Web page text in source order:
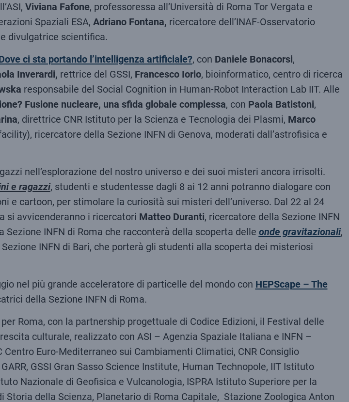
Viviana Fafone, professoressa all’Università di Roma Tor Vergata e
Spaziali ESA, Adriano Fontana, ricercatore dell’INAF-Osservatorio
divulgatrice scientifica.
ci sta portando l’intelligenza artificiale?, con Daniele Bonacorsi,
Inverardi, rettrice del GSSI, Francesco Iorio, bioinformatico, centro di ricerca
responsabile del Social Cognition in Human-Robot Interaction Lab IIT. Alle
Fusione nucleare, una sfida globale complessa, con Paola Batistoni,
, direttrice CNR Istituto per la Scienza e Tecnologia dei Plasmi, Marco
ricercatore della Sezione INFN di Genova, moderati dall’astrofisica e
nell’esplorazione del nostro universo e dei suoi misteri ancora irrisolti.
e ragazzi, studenti e studentesse dagli 8 ai 12 anni potranno dialogare con
cartoon, per stimolare la curiosità sui misteri dell’universo. Dal 22 al 24
si avvicenderanno i ricercatori Matteo Duranti, ricercatore della Sezione INFN
Sezione INFN di Roma che racconterà della scoperta delle onde gravitazionali,
INFN di Bari, che porterà gli studenti alla scoperta dei misteriosi
nel più grande acceleratore di particelle del mondo con HEPScape – The
della Sezione INFN di Roma.
Roma, con la partnership progettuale di Codice Edizioni, il Festival delle
culturale, realizzato con ASI – Agenzia Spaziale Italiana e INFN –
Euro-Mediterraneo sui Cambiamenti Climatici, CNR Consiglio
GSSI Gran Sasso Science Institute, Human Technopole, IIT Istituto
Nazionale di Geofisica e Vulcanologia, ISPRA Istituto Superiore per la
della Scienza, Planetario di Roma Capitale, Stazione Zoologica Anton